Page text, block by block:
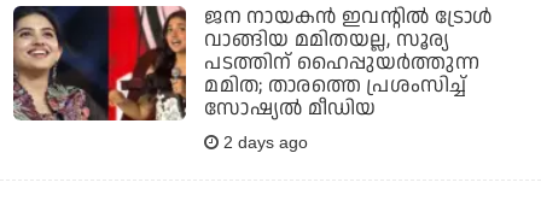
ജന നായകന്‍ ഇവന്റില്‍ ട്രോള്‍
വാങ്ങിയ മമിതയല്ല, സൂര്യ
പടത്തിന് ഹൈപ്പുയര്‍ത്തുന്ന
മമിത; താരത്തെ പ്രശംസിച്ച്
സോഷ്യല്‍ മീഡിയ
2 days ago